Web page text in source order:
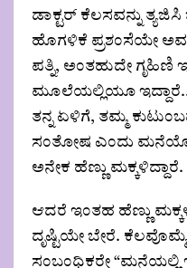
ಡಾಕ್ಟರ್ ಕೆಲಸವನ್ನು
ಹೊಗಳಿಕೆ ಪ್ರಶಂಸೆಯೇ
ಪತ್ನಿ, ಅಂತಹುದೇ ಗೃಹಿಣಿ
ಮೂಲೆಯಲ್ಲಿಯೂ
ತನ್ನ ಏಳಿಗೆ, ತಮ್ಮ
ಸಂತೋಷ ಎಂದು
ಅನೇಕ ಹೆಣ್ಣು ಮಕ್ಕಳಿದ್ದಾರೆ.
ಆದರೆ ಇಂತಹ ಹೆಣ್ಣು
ದೃಷ್ಟಿಯೇ ಬೇರೆ.
ಸಂಬಂಧಿಕರೇ “ಮನೆಯಲ್ಲಿ